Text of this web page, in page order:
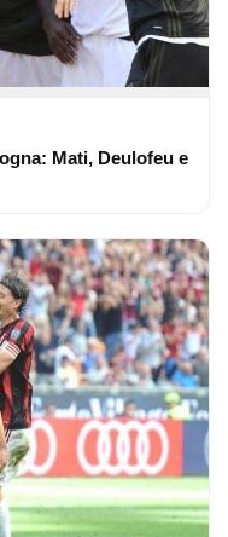
Mati, Deulofeu e